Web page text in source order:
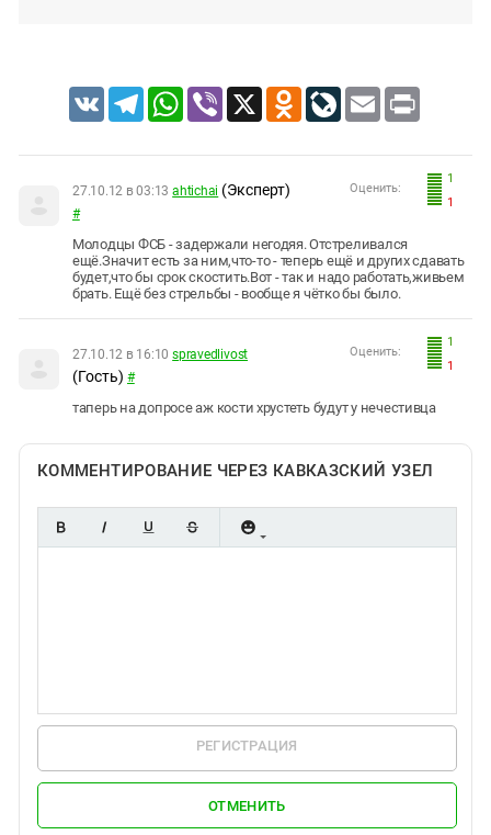
VK TelegramWhatsApp
Viber X Odnoklassniki
LiveJournal
Email Print
1
1
Оценить:
27.10.12 в 03:13 ahtichai (Эксперт)
#
Молодцы ФСБ - задержали негодяя. Отстреливался
ещё.Значит есть за ним,что-то - теперь ещё и других сдавать
будет,что бы срок скостить.Вот - так и надо работать,живьем
брать. Ещё без стрельбы - вообще я чётко бы было.
1
1
Оценить:
27.10.12 в 16:10 spravedlivost
(Гость) #
таперь на допросе аж кости хрустеть будут у нечестивца
КОММЕНТИРОВАНИЕ ЧЕРЕЗ КАВКАЗСКИЙ УЗЕЛ
РЕГИСТРАЦИЯ
ОТМЕНИТЬ